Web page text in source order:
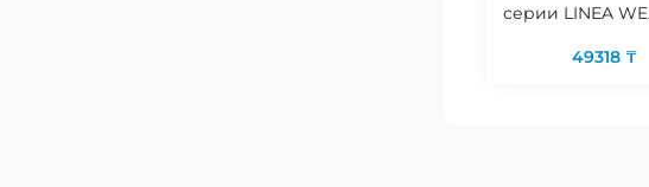
серии LINEA WE
размещения
49318 ₸